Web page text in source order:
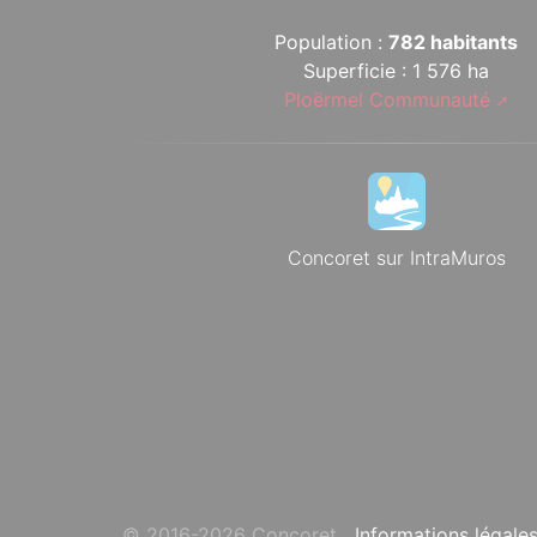
Population :782 habitants
Superficie : 1 576 ha
Ploërmel Communauté
Concoret sur IntraMuros